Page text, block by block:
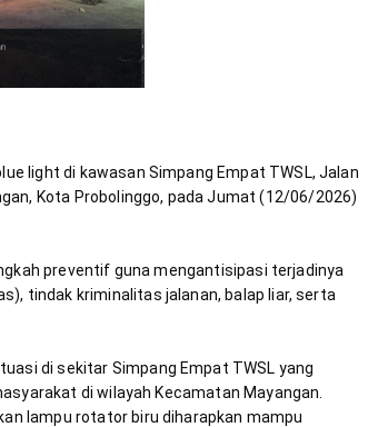
light di kawasan Simpang Empat TWSL, Jalan
Kota Probolinggo, pada Jumat (12/06/2026)
preventif guna mengantisipasi terjadinya
tindak kriminalitas jalanan, balap liar, serta
di sekitar Simpang Empat TWSL yang
di wilayah Kecamatan Mayangan.
lampu rotator biru diharapkan mampu